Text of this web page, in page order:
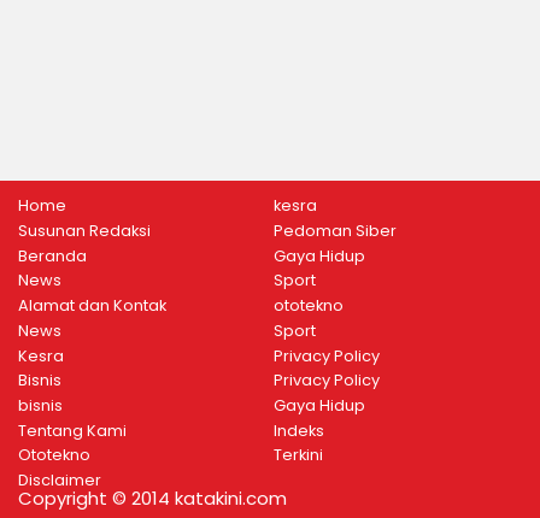
Home
Susunan Redaksi
Beranda
News
Alamat dan Kontak
News
Kesra
Bisnis
bisnis
Tentang Kami
Ototekno
Disclaimer
kesra
Pedoman Siber
Gaya Hidup
Sport
ototekno
Sport
Privacy Policy
Privacy Policy
Gaya Hidup
Indeks
Terkini
Copyright © 2014 katakini.com